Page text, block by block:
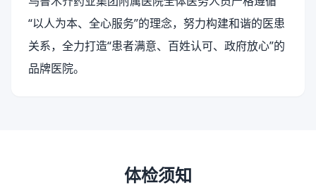
“以人为本、全心服务”的理念，努力构建和谐的医患
关系，全力打造“患者满意、百姓认可、政府放心”的
品牌医院。
体检须知